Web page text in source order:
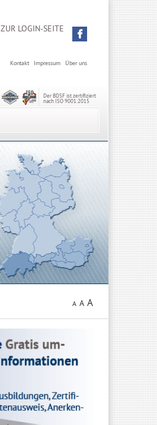
ZUR LOGIN-SEITE
Über uns
Impressum
Kontakt
Der BDSF ist zertifiziert
nach ISO 9001:2015
A A A